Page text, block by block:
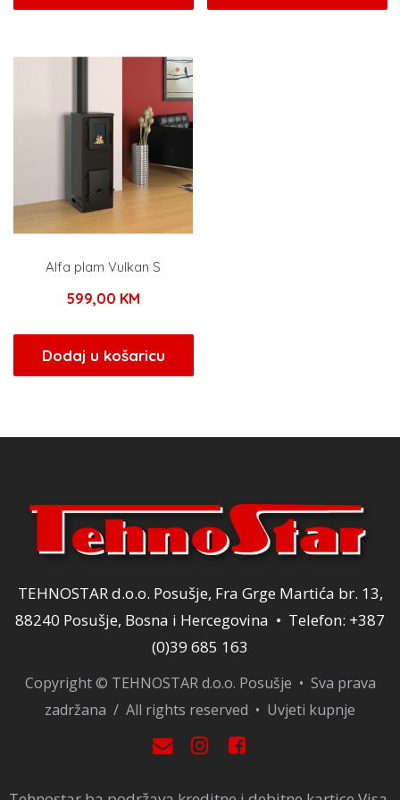
Alfa plam Vulkan S
599,00 KM
Dodaj u košaricu
TEHNOSTAR d.o.o. Posušje, Fra Grge Martića br. 13,
88240 Posušje, Bosna i Hercegovina • Telefon: +387
(0)39 685 163
Copyright © TEHNOSTAR d.o.o. Posušje • Sva prava
zadržana / All rights reserved • Uvjeti kupnje